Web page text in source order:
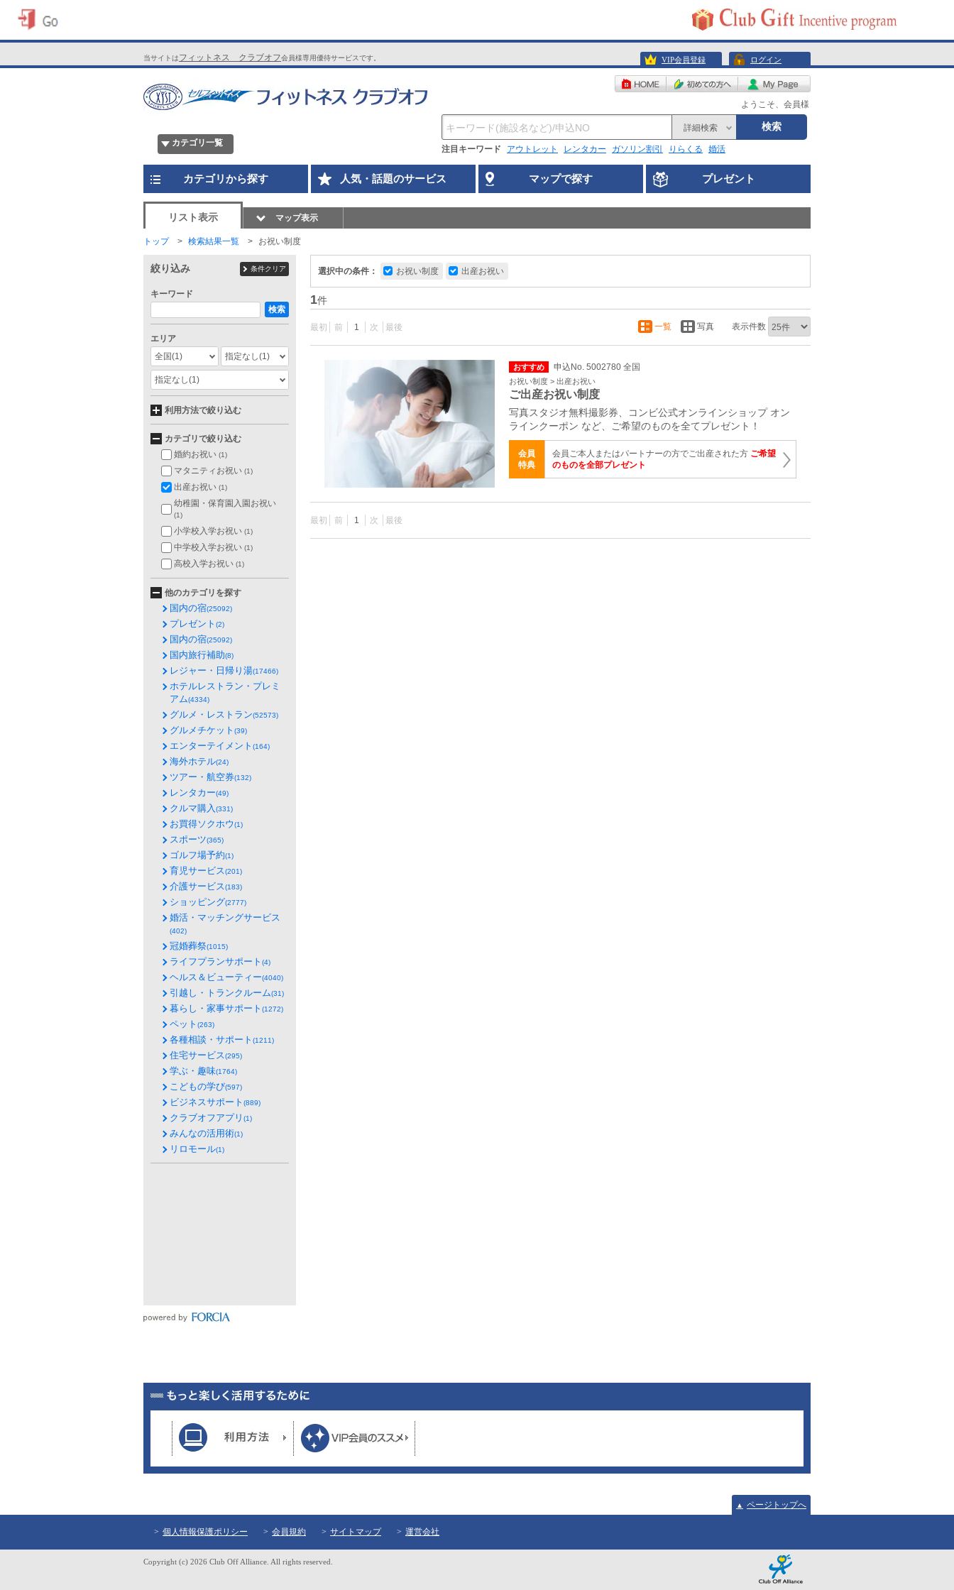
当サイトはフィットネス クラブオフ会員様専用優待サービスです。 VIP会員登録 ログイン
ようこそ、会員様
カテゴリ一覧
詳細検索 検索
注目キーワード アウトレット レンタカー ガソリン割引 りらくる 婚活
カテゴリから探す 人気・話題のサービス マップで探す プレゼント
リスト表示 マップ表示
トップ 検索結果一覧 お祝い制度
選択中の条件： お祝い制度 出産お祝い
1件
最初 前 1 次 最後 一覧 写真 表示件数
おすすめ 申込No. 5002780 全国
お祝い制度 > 出産お祝い
ご出産お祝い制度
写真スタジオ無料撮影券、コンビ公式オンラインショップ オン
ラインクーポン など、ご希望のものを全てプレゼント！
会員
特典
会員ご本人またはパートナーの方でご出産された方 ご希望
のものを全部プレゼント
最初 前 1 次 最後
絞り込み 条件クリア
キーワード
検索
エリア
全国(1) 指定なし(1)
指定なし(1)
利用方法で絞り込む
カテゴリで絞り込む
婚約お祝い (1)
マタニティお祝い (1)
出産お祝い (1)
幼稚園・保育園入園お祝い
(1)
小学校入学お祝い (1)
中学校入学お祝い (1)
高校入学お祝い (1)
他のカテゴリを探す
国内の宿(25092)
プレゼント (2)
国内の宿(25092)
国内旅行補助(8)
レジャー・日帰り湯(17466)
ホテルレストラン・プレミ
アム(4334)
グルメ・レストラン(52573)
グルメチケット (39)
エンターテイメント (164)
海外ホテル(24)
ツアー・航空券(132)
レンタカー(49)
クルマ購入(331)
お買得ソクホウ(1)
スポーツ(365)
ゴルフ場予約(1)
育児サービス(201)
介護サービス(183)
ショッピング(2777)
婚活・マッチングサービス
(402)
冠婚葬祭(1015)
ライフプランサポート (4)
ヘルス＆ビューティー(4040)
引越し・トランクルーム(31)
暮らし・家事サポート (1272)
ペット (263)
各種相談・サポート (1211)
住宅サービス(295)
学ぶ・趣味(1764)
こどもの学び(597)
ビジネスサポート (889)
クラブオフアプリ (1)
みんなの活用術(1)
リロモール(1)
▲ ページトップへ
個人情報保護ポリシー 会員規約 サイトマップ 運営会社
Copyright (c) 2026 Club Off Alliance. All rights reserved.